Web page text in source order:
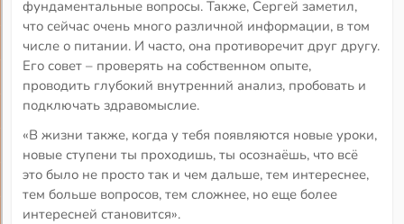
фундаментальные вопросы. Также, Сергей заметил,
что сейчас очень много различной информации, в том
числе о питании. И часто, она противоречит друг другу.
Его совет – проверять на собственном опыте,
проводить глубокий внутренний анализ, пробовать и
подключать здравомыслие.
«В жизни также, когда у тебя появляются новые уроки,
новые ступени ты проходишь, ты осознаёшь, что всё
это было не просто так и чем дальше, тем интереснее,
тем больше вопросов, тем сложнее, но еще более
интересней становится».